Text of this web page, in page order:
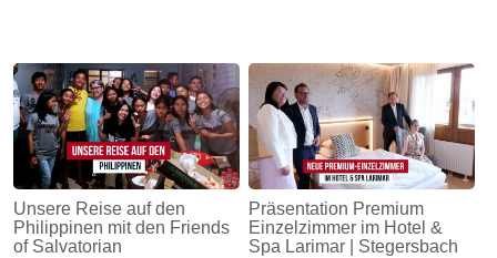
Unsere Reise auf den
Philippinen mit den Friends
of Salvatorian
Präsentation Premium
Einzelzimmer im Hotel &
Spa Larimar | Stegersbach